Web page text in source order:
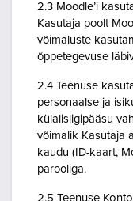
2.3 Moodle’i
Kasutaja poolt
võimaluste
õppetegevuse
2.4 Teenuse
personaalse ja
külalisligipääsu
võimalik Kasutaja
kaudu (ID-kaart,
parooliga.
2.5 Teenuse